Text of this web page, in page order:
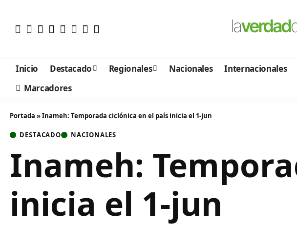
Inicio Destacado Regionales Nacionales Internacionales
Marcadores
Portada »Inameh: Temporada ciclónica en el país inicia el 1-jun
DESTACADO NACIONALES
Inameh:
inicia el 1-jun